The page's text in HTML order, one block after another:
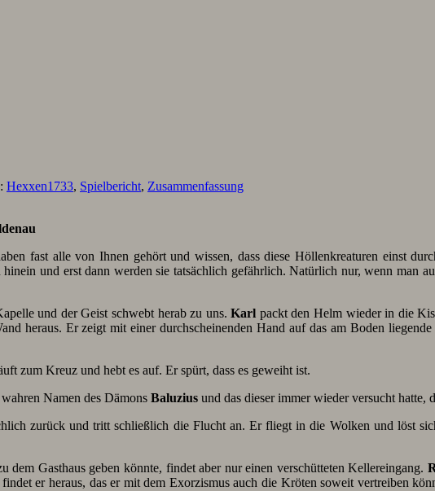
Hexxen1733, Spielbericht, Zusammenfassung
fast alle von Ihnen gehört und wissen, dass diese Höllenkreaturen einst
und erst dann werden sie tatsächlich gefährlich. Natürlich nur, wenn man
und der Geist schwebt herab zu uns.Karl packt den Helm wieder in die
heraus. Er zeigt mit einer durchscheinenden Hand auf das am Boden
zum Kreuz und hebt es auf. Er spürt, dass es geweiht ist.
Namen des Dämons Baluzius und das dieser immer wieder versucht hatte,
zurück und tritt schließlich die Flucht an. Er fliegt in die Wolken und löst
dem Gasthaus geben könnte, findet aber nur einen verschütteten Kellereingang.
er heraus, das er mit dem Exorzismus auch die Kröten soweit vertreiben